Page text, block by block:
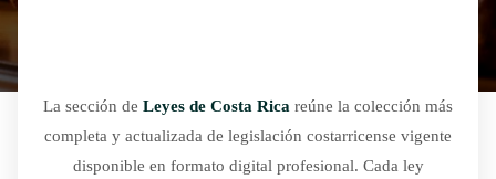
La sección de Leyes de Costa Rica reúne la colección más
completa y actualizada de legislación costarricense vigente
disponible en formato digital profesional. Cada ley